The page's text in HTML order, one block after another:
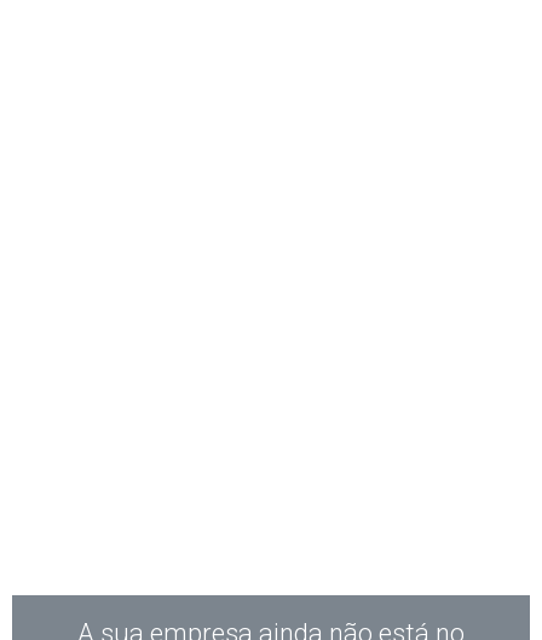
A sua empresa ainda não está no